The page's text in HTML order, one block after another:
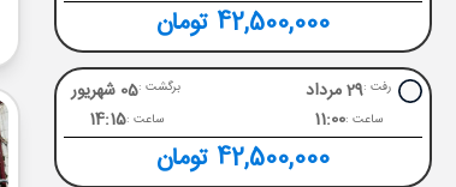
42,500,000 تومان
رفت :29 مرداد
ساعت :11:00
برگشت :05 شهریور
ساعت :14:15
42,500,000 تومان